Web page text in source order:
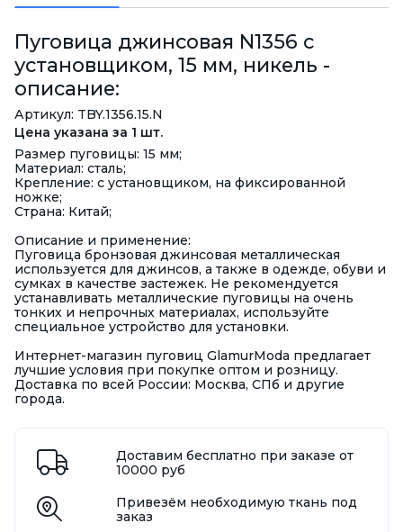
Пуговица джинсовая N1356 с
установщиком, 15 мм, никель -
описание:
Артикул: TBY.1356.15.N
Цена указана за 1 шт.
Размер пуговицы: 15 мм;
Материал: сталь;
Крепление: с установщиком, на фиксированной
ножке;
Страна: Китай;
Описание и применение:
Пуговица бронзовая джинсовая металлическая
используется для джинсов, а также в одежде, обуви и
сумках в качестве застежек. Не рекомендуется
устанавливать металлические пуговицы на очень
тонких и непрочных материалах, используйте
специальное устройство для установки.
Интернет-магазин пуговиц GlamurModa предлагает
лучшие условия при покупке оптом и розницу.
Доставка по всей России: Москва, СПб и другие
города.
Доставим бесплатно при заказе от
10000 руб
Привезём необходимую ткань под
заказ